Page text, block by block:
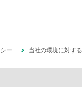
ー 当社の環境に対す